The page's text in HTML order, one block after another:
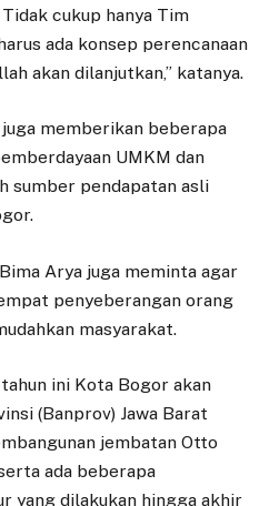
cukup hanya Tim
ada konsep perencanaan
akan dilanjutkan,” katanya.
memberikan beberapa
UMKM dan
sumber pendapatan asli
Arya juga meminta agar
penyeberangan orang
masyarakat.
ini Kota Bogor akan
(Banprov) Jawa Barat
jembatan Otto
ada beberapa
yang dilakukan hingga akhir